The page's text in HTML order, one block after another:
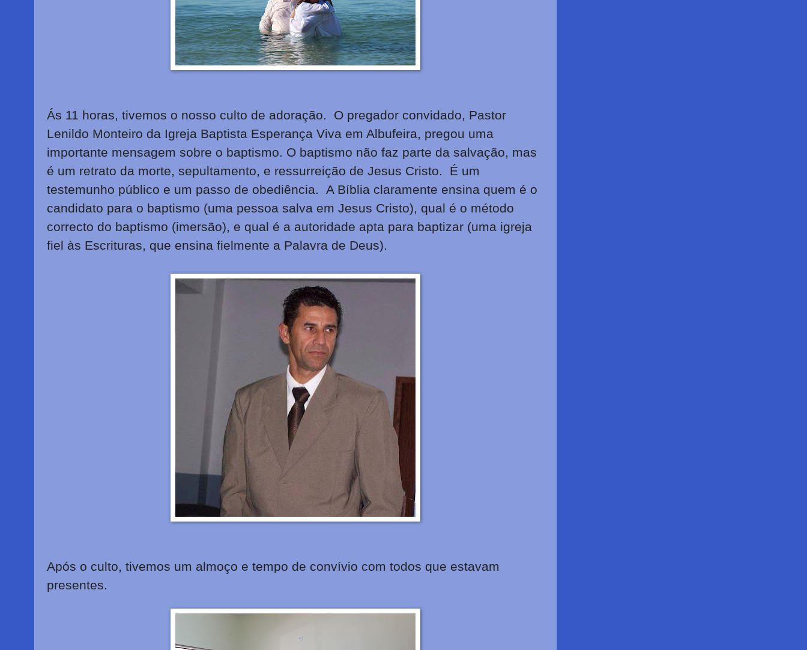
Ás 11 horas, tivemos o nosso culto de adoração. O pregador convidado, Pastor
Lenildo Monteiro da Igreja Baptista Esperança Viva em Albufeira, pregou uma
importante mensagem sobre o baptismo. O baptismo não faz parte da salvação, mas
é um retrato da morte, sepultamento, e ressurreição de Jesus Cristo. É um
testemunho público e um passo de obediência. A Bíblia claramente ensina quem é o
candidato para o baptismo (uma pessoa salva em Jesus Cristo), qual é o método
correcto do baptismo (imersão), e qual é a autoridade apta para baptizar (uma igreja
fiel às Escrituras, que ensina fielmente a Palavra de Deus).
Após o culto, tivemos um almoço e tempo de convívio com todos que estavam
presentes.